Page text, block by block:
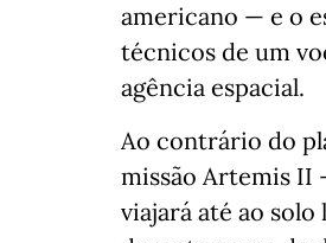
americano — e o
técnicos de um
agência espacial.
Ao contrário do
missão Artemis II
viajará até ao